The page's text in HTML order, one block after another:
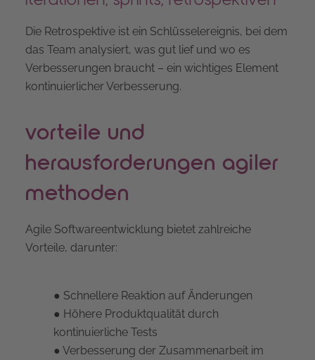
Die Retrospektive ist ein Schlüsselereignis, bei dem
das Team analysiert, was gut lief und wo es
Verbesserungen braucht – ein wichtiges Element
kontinuierlicher Verbesserung.
vorteile und
herausforderungen agiler
methoden
Agile Softwareentwicklung bietet zahlreiche
Vorteile, darunter:
● Schnellere Reaktion auf Änderungen
● Höhere Produktqualität durch
kontinuierliche Tests
● Verbesserung der Zusammenarbeit im